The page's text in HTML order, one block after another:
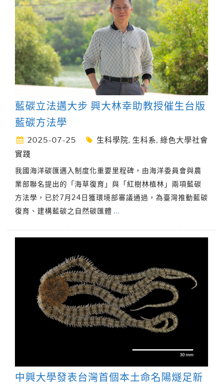
藍碳立法邁大步 興大林幸助教授催生台版
藍碳方法學
2025-07-25 生科學院, 生科系, 綠色大學社會
實踐
我國海洋碳匯邁入制度化重要里程碑，由海洋委員會與農
業部聯名提出的「海草復育」與「紅樹林植林」兩項藍碳
方法學，已於7月24日獲環境部審議通過，為臺灣推動藍碳
復育、建構藍碳之自然碳匯體 …
中興大學發表台灣首個本土命名陽燧足新